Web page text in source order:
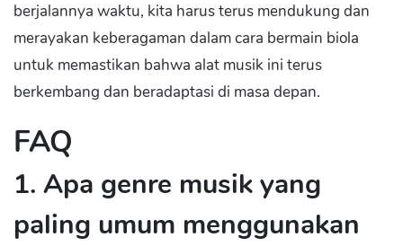
berjalannya waktu, kita harus terus mendukung dan
merayakan keberagaman dalam cara bermain biola
untuk memastikan bahwa alat musik ini terus
berkembang dan beradaptasi di masa depan.
FAQ
1. Apa genre musik yang
paling umum menggunakan